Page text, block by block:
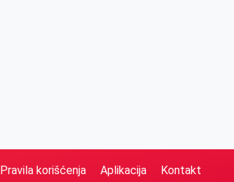
Pravila korišćenja Aplikacija Kontakt